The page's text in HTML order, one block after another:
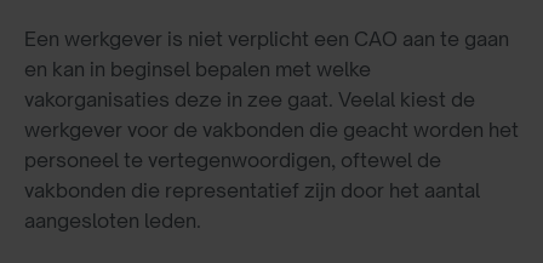
Een werkgever is niet verplicht een CAO aan te gaan
en kan in beginsel bepalen met welke
vakorganisaties deze in zee gaat. Veelal kiest de
werkgever voor de vakbonden die geacht worden het
personeel te vertegenwoordigen, oftewel de
vakbonden die representatief zijn door het aantal
aangesloten leden.